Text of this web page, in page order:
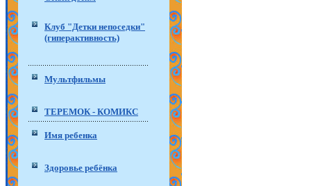
Клуб "Детки непоседки"
(гиперактивность)
Мультфильмы
ТЕРЕМОК - КОМИКС
Имя ребенка
Здоровье ребёнка